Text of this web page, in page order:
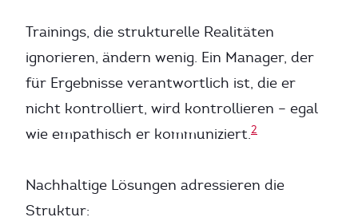
Trainings, die strukturelle Realitäten
ignorieren, ändern wenig. Ein Manager, der
für Ergebnisse verantwortlich ist, die er
nicht kontrolliert, wird kontrollieren – egal
wie empathisch er kommuniziert.2
Nachhaltige Lösungen adressieren die
Struktur: